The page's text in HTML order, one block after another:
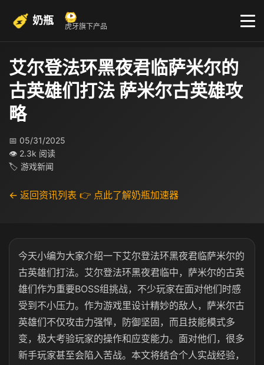
奶瓶 虎牙旗下产品
艾尔登法环黑夜君临萨米尔的
古英雄们打法 萨米尔古英雄攻
略
📅 05/31/2025
👁 2.3k 阅读
🏷 游戏新闻
← 返回资讯列表 👉 点此了解奶瓶加速器
今天小编为大家介绍一下艾尔登法环黑夜君临萨米尔的
古英雄们打法。艾尔登法环黑夜君临中，萨米尔的古英
雄们作为重要BOSS组挑战，不少玩家在面对他们时感
受到不小压力。作为游戏里设计精妙的敌人，萨米尔古
英雄们不仅攻击力强悍，防御坚固，而且技能模式多
变，极大考验玩家的操作和应变能力。面对他们，很多
新手玩家甚至会陷入苦战。本文将结合个人实战经验，